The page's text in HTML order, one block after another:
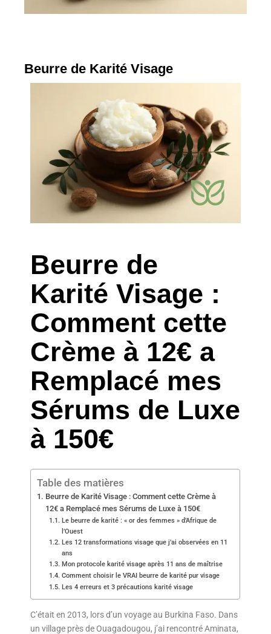
Beurre de Karité Visage
Beurre de
Karité Visage :
Comment cette
Crème à 12€ a
Remplacé mes
Sérums de Luxe
à 150€
Table des matières
Beurre de Karité Visage : Comment cette Crème à
12€ a Remplacé mes Sérums de Luxe à 150€
Le beurre de karité : « or des femmes » d’Afrique de
l’Ouest
Les 12 transformations visage que j’ai observées en 11
ans
Mon protocole karité visage après 11 ans de maîtrise
Comment choisir le VRAI beurre de karité pur visage
Les 4 erreurs et 3 précautions karité visage
C’était en 2013, lors d’un voyage au Burkina Faso. Dans
un village près de Ouagadougou, j’ai rencontré Aminata,